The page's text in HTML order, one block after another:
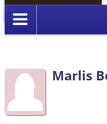
Anmelden
Marlis